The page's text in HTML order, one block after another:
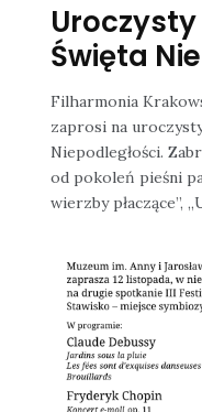
Święta
Filharmonia
zaprosi na
Niepodległości.
od pokoleń pieśni
wierzby płaczące”,